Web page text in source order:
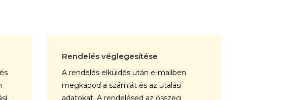
Rendelés véglegesítése
A rendelés elküldés után e-mailben
megkapod a számlát és az utalási
adatokat. A rendelésed az összeg